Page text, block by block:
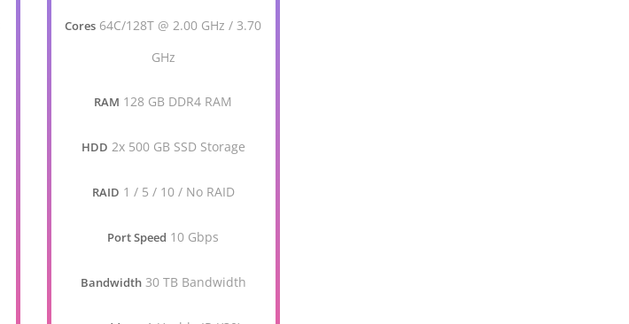
Cores 64C/128T @ 2.00 GHz / 3.70
GHz
RAM 128 GB DDR4 RAM
HDD 2x 500 GB SSD Storage
RAID 1 / 5 / 10 / No RAID
Port Speed 10 Gbps
Bandwidth 30 TB Bandwidth